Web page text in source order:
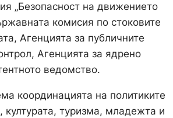
„Безопасност на движението
комисия по стоковите
Агенцията за публичните
Агенцията за ядрено
ведомство.
координацията на политиките
културата, туризма, младежта и